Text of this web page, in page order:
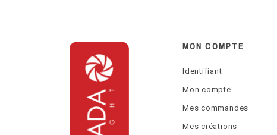
MON COMPTE
Identifiant
Mon compte
Mes commandes
Mes créations